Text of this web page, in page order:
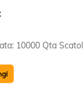
10000 Qta